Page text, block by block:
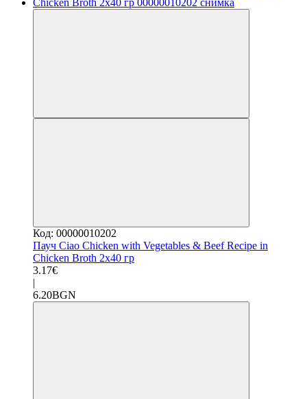
Код: 00000010202
Пауч Ciao Chicken with Vegetables & Beef Recipe in
Chicken Broth 2x40 гр
3.17€
|
6.20BGN